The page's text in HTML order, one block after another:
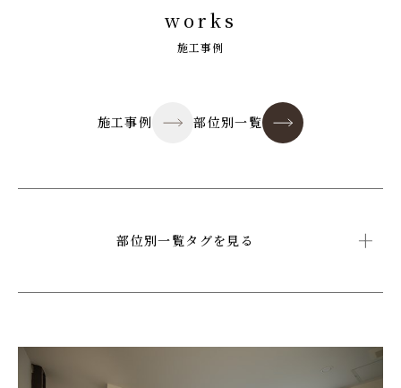
works
施工事例
施工事例 部位別一覧
部位別一覧タグを見る